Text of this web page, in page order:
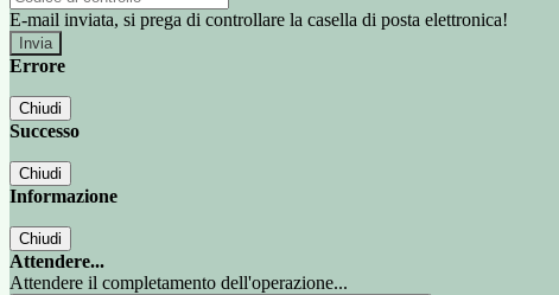
E-mail inviata, si prega di controllare la casella di posta elettronica!
Errore
Chiudi
Successo
Chiudi
Informazione
Chiudi
Attendere...
Attendere il completamento dell'operazione...